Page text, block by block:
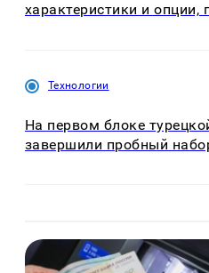
характеристики и опции,
Технологии
На первом блоке
завершили пробный